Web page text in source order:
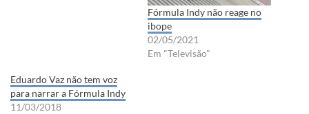
Fórmula Indy não reage no
ibope
02/05/2021
Em "Televisão"
Eduardo Vaz não tem voz
para narrar a Fórmula Indy
11/03/2018